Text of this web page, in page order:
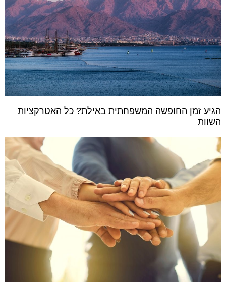
הגיע זמן החופשה המשפחתית באילת? כל האטרקציות
השוות